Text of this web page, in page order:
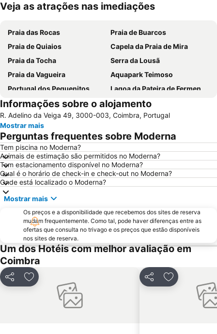
Ampliar mapa
Veja as atrações nas imediações
Praia das Rocas
Praia de Buarcos
Praia de Quiaios
Capela da Praia de Mira
Praia da Tocha
Serra da Lousã
Praia da Vagueira
Aquapark Teimoso
Portugal dos Pequenitos
Lagoa da Pateira de Fermentelos
Praia do Areão
Barragem da Aguieira
Praia Fluvial das Fragas de S. Simão
Relógio Beach
Praia do Cabedelo
Mata do Buçaco
Praia Fluvial dos Olhos da Fervença
Museu Militar do Buçaco
Universidade de Coimbra
Cova Gala Beach
Osso da Baleia
Serra do Caramulo
Baixa de Coimbra
Figueira
Praia Fluvial da Peneda
Gafanha da Boa Hora Beach
Porto da Figueira da Foz
Praia Fluvial do Mosteiro
Estádio Cidade de Coimbra
Fluvial de Avô
Praia da Claridade
Parque Aquático Vaga Splash
Praia da Leirosa
Praça da República
Estação de Comboios de Coimbra A
Ruínas de Conímbriga
Piscina de Celas
Praia Fluvial das Canaveias
Informações sobre o alojamento
R. Adelino da Veiga 49, 3000-003, Coimbra, Portugal
Mostrar mais
Perguntas frequentes sobre Moderna
Tem piscina no Moderna?
Animais de estimação são permitidos no Moderna?
Tem estacionamento disponível no Moderna?
Qual é o horário de check-in e check-out no Moderna?
Onde está localizado o Moderna?
Mostrar mais
Os preços e a disponibilidade que recebemos dos sites de reserva
mudam frequentemente. Como tal, pode haver diferenças entre as
ofertas que consulta no trivago e os preços que estão disponíveis
nos sites de reserva.
Um dos Hotéis com melhor avaliação em
Coimbra
PartilharAdicionar aos favoritos PartilharAdicionar